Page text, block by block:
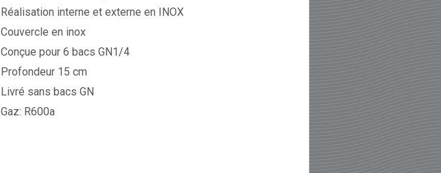
Réalisation interne et externe en INOX
Couvercle en inox
Conçue pour 6 bacs GN1/4
Profondeur 15 cm
Livré sans bacs GN
Gaz: R600a